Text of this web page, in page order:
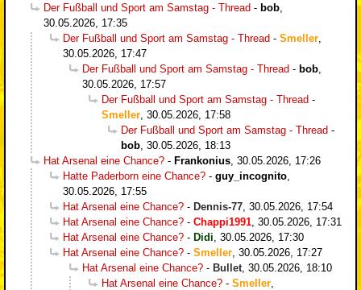
Der Fußball und Sport am Samstag - Thread - bob
30.05.2026, 17:35
Der Fußball und Sport am Samstag - Thread - Smeller
30.05.2026, 17:47
Der Fußball und Sport am Samstag - Thread - bob
30.05.2026, 17:57
Der Fußball und Sport am Samstag - Thread -
Smeller 30.05.2026, 17:58
Der Fußball und Sport am Samstag - Thread -
bob 30.05.2026, 18:13
Hat Arsenal eine Chance? - Frankonius 30.05.2026, 17:26
Hatte Paderborn eine Chance? - guy_incognito
30.05.2026, 17:55
Hat Arsenal eine Chance? - Dennis-77 30.05.2026, 17:54
Hat Arsenal eine Chance? - Chappi1991 30.05.2026, 17:31
Hat Arsenal eine Chance? - Didi 30.05.2026, 17:30
Hat Arsenal eine Chance? - Smeller 30.05.2026, 17:27
Hat Arsenal eine Chance? - Bullet 30.05.2026, 18:10
Hat Arsenal eine Chance? - Smeller